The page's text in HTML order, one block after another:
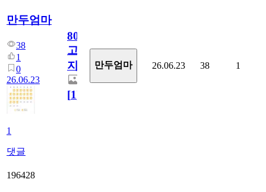
만두엄마
38
1
0
26.06.23
1
댓글
800
고
지.
[1]
만두엄마 26.06.23 38 1
196428